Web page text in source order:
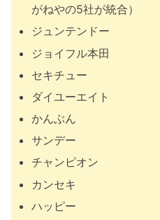
がねやの5社が統合）
ジュンテンドー
ジョイフル本田
セキチュー
ダイユーエイト
かんぶん
サンデー
チャンピオン
カンセキ
ハッピー